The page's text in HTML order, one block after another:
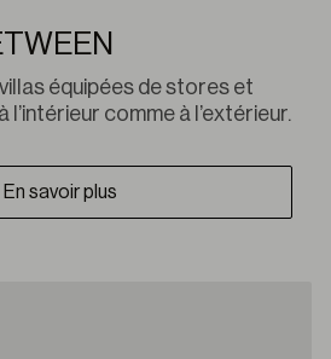
équipées de stores et
l’intérieur comme à l’extérieur.
En savoir plus